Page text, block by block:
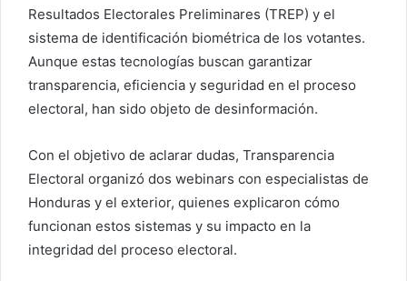
Resultados Electorales Preliminares (TREP) y el
sistema de identificación biométrica de los votantes.
Aunque estas tecnologías buscan garantizar
transparencia, eficiencia y seguridad en el proceso
electoral, han sido objeto de desinformación.
Con el objetivo de aclarar dudas, Transparencia
Electoral organizó dos webinars con especialistas de
Honduras y el exterior, quienes explicaron cómo
funcionan estos sistemas y su impacto en la
integridad del proceso electoral.